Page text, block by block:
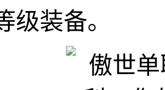
级装备。